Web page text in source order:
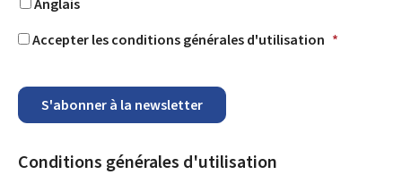
Anglais
Accepter les conditions générales d'utilisation *
S'abonner à la newsletter
Conditions générales d'utilisation